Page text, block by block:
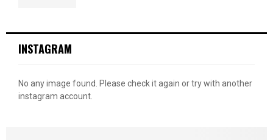
INSTAGRAM
No any image found. Please check it again or try with another
instagram account.